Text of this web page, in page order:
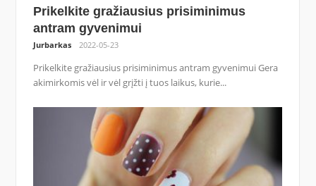
Prikelkite gražiausius prisiminimus
antram gyvenimui
Jurbarkas 2022-05-23
Prikelkite gražiausius prisiminimus antram gyvenimui Gera
akimirkomis vėl ir vėl grįžti į tuos laikus, kurie...